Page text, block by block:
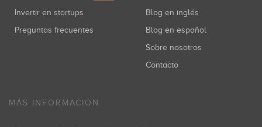
Invertir en startups
Preguntas frecuentes
Blog en inglés
Blog en español
Sobre nosotros
Contacto
MÁS INFORMACIÓN